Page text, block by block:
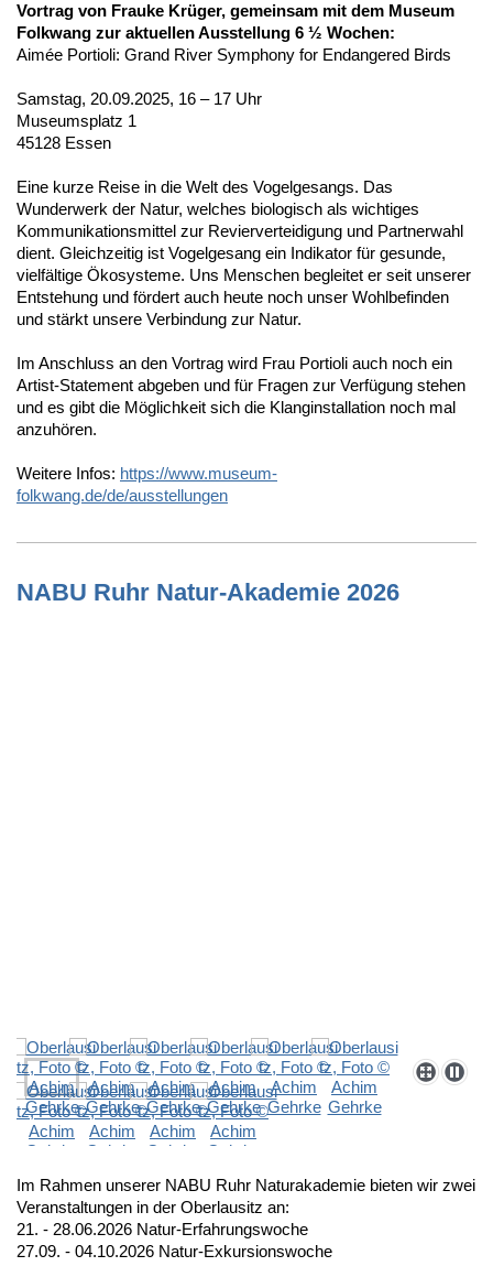
Vortrag von Frauke Krüger, gemeinsam mit dem Museum
Folkwang zur aktuellen Ausstellung 6 ½ Wochen:
Aimée Portioli: Grand River Symphony for Endangered Birds
Samstag, 20.09.2025, 16 – 17 Uhr
Museumsplatz 1
45128 Essen
Eine kurze Reise in die Welt des Vogelgesangs. Das
Wunderwerk der Natur, welches biologisch als wichtiges
Kommunikationsmittel zur Revierverteidigung und Partnerwahl
dient. Gleichzeitig ist Vogelgesang ein Indikator für gesunde,
vielfältige Ökosysteme. Uns Menschen begleitet er seit unserer
Entstehung und fördert auch heute noch unser Wohlbefinden
und stärkt unsere Verbindung zur Natur.
Im Anschluss an den Vortrag wird Frau Portioli auch noch ein
Artist-Statement abgeben und für Fragen zur Verfügung stehen
und es gibt die Möglichkeit sich die Klanginstallation noch mal
anzuhören.
Weitere Infos: https://www.museum-
folkwang.de/de/ausstellungen
NABU Ruhr Natur-Akademie 2026
Im Rahmen unserer NABU Ruhr Naturakademie bieten wir zwei
Veranstaltungen in der Oberlausitz an:
21. - 28.06.2026 Natur-Erfahrungswoche
27.09. - 04.10.2026 Natur-Exkursionswoche